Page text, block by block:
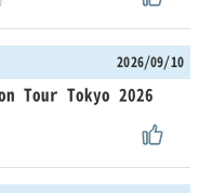
2026/09/10
Tour Tokyo 2026